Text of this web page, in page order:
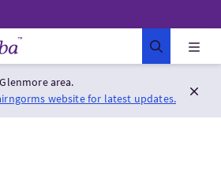
area.
website for latest updates.